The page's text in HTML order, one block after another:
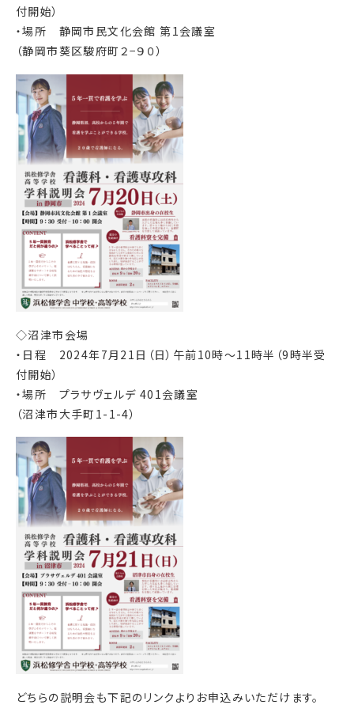
付開始）
・場所 静岡市民文化会館 第1会議室
（静岡市葵区駿府町２−９０）
◇沼津市会場
・日程 2024年7月21日（日）午前10時～11時半（9時半受
付開始）
・場所 プラサヴェルデ 401会議室
（沼津市大手町1-1-4）
どちらの説明会も下記のリンクよりお申込みいただけます。